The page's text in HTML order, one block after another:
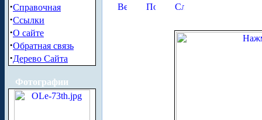
·Справочная
·Ссылки
·О сайте
·Обратная связь
·Дерево Сайта
Фотографии